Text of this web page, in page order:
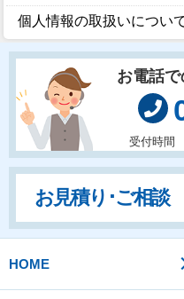
個人情報の取扱いについ
お電話
受付時間
お見積り･ご相談
HOME